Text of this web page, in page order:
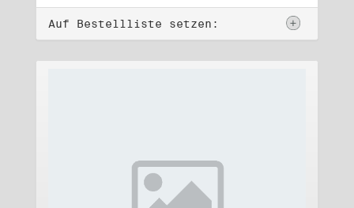
Auf Bestellliste setzen: